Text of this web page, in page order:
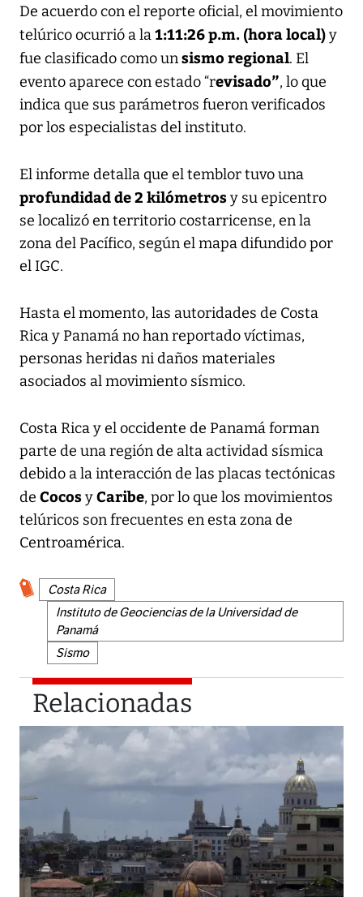
De acuerdo con el reporte oficial, el movimiento
telúrico ocurrió a la1:11:26 p.m. (hora local)y
fue clasificado como unsismo regional. El
evento aparece con estado “revisado”, lo que
indica que sus parámetros fueron verificados
por los especialistas del instituto.
El informe detalla que el temblor tuvo una
profundidad de 2 kilómetrosy su epicentro
se localizó en territorio costarricense, en la
zona del Pacífico, según el mapa difundido por
el IGC.
Hasta el momento, las autoridades de Costa
Rica y Panamá no han reportado víctimas,
personas heridas ni daños materiales
asociados al movimiento sísmico.
Costa Rica y el occidente de Panamá forman
parte de una región de alta actividad sísmica
debido a la interacción de las placas tectónicas
de CocosyCaribe, por lo que los movimientos
telúricos son frecuentes en esta zona de
Centroamérica.
Costa Rica
Instituto de Geociencias de la Universidad de
Panamá
Sismo
Relacionadas